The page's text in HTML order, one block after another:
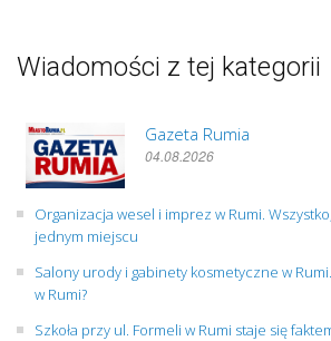
Wiadomości z tej kategorii
Gazeta Rumia
04.08.2026
Organizacja wesel i imprez w Rumi.
jednym miejscu
Salony urody i gabinety kosmetyczne w
w Rumi?
Szkoła przy ul. Formeli w Rumi staje się